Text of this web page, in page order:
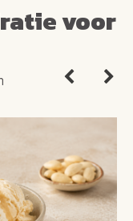
voor